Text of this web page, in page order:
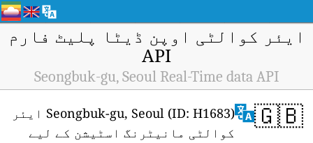
ایئر کوالٹی اوپن ڈیٹا پلیٹ فارم
API
Seongbuk-gu, Seoul Real-Time data API
🇬🇧
Seongbuk-gu, Seoul (ID: H1683) ایئر
کوالٹی مانیٹرنگ اسٹیشن کے لیے